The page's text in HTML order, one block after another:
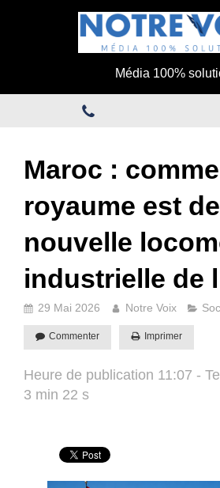
Média 100%
Maroc :
royaume est
nouvelle
industrielle de
29 Mai 2026 Notre Voix
Commenter Imprimer
Heure de publication 11:07 -
3 min 22 s